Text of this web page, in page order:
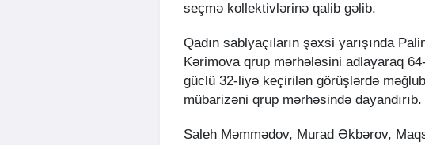
seçmə kollektivlərinə qalib gəlib.
Qadın sablyaçıların şəxsi yarışında
Kərimova qrup mərhələsini adlayaraq
güclü 32-liyə keçirilən görüşlərdə
mübarizəni qrup mərhəsində dayandırıb.
Saleh Məmmədov, Murad Əkbərov,